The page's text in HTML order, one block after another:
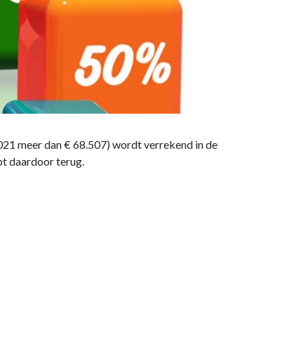
meer dan € 68.507) wordt verrekend in de
daardoor terug.